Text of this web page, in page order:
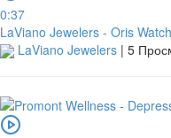
0:37
LaViano Jewelers - Oris
LaViano Jewelers | 5